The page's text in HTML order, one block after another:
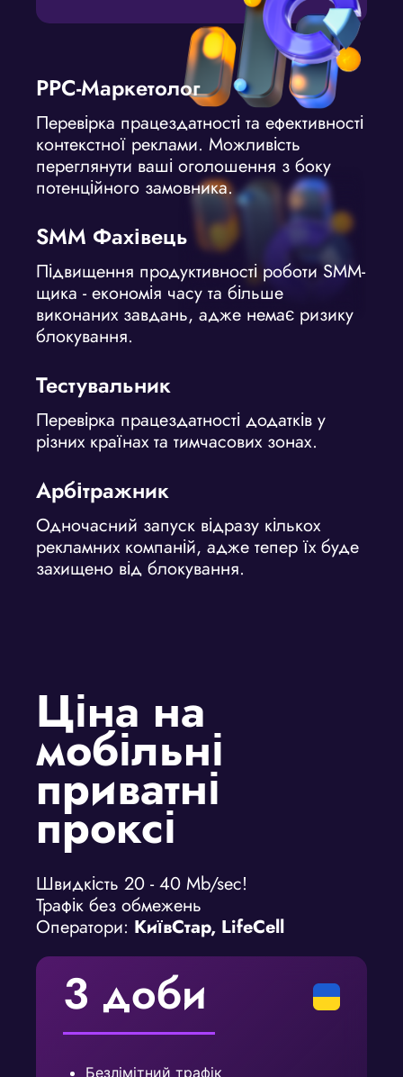
PPC-Маркетолог
Перевірка працездатності та ефективності
контекстної реклами. Можливість
переглянути ваші оголошення з боку
потенційного замовника.
SMM Фахівець
Підвищення продуктивності роботи SMM-
щика - економія часу та більше
виконаних завдань, адже немає ризику
блокування.
Тестувальник
Перевірка працездатності додатків у
різних країнах та тимчасових зонах.
Арбітражник
Одночасний запуск відразу кількох
рекламних компаній, адже тепер їх буде
захищено від блокування.
Ціна на
мобільні
приватні
проксі
Швидкість 20 - 40 Mb/sec!
Трафік без обмежень
Оператори: КиївСтар, LifeCell
3 доби
Безлімітний трафік